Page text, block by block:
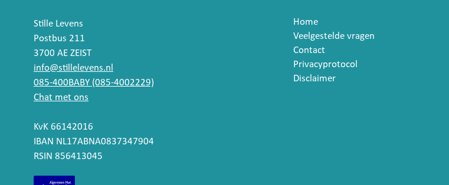
Stille Levens
Postbus 211
3700 AE ZEIST
info@stillelevens.nl
085-400BABY (085-4002229)
Chat met ons
KvK 66142016
IBAN NL17ABNA0837347904
RSIN 856413045
Home
Veelgestelde vragen
Contact
Privacyprotocol
Disclaimer